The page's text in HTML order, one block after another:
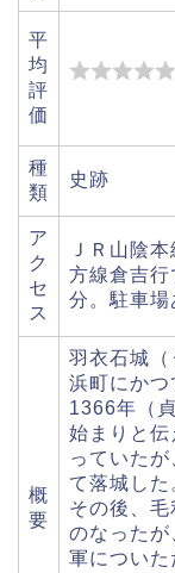
平
均
評
価
種
類
史跡
ア
ク
セ
ス
ＪＲ山陰
方線倉吉
分。駐車場
概
要
羽衣石城
浜町にかつ
1366年（
始まりと
っていた
て落城した
その後、
のなった
軍につい